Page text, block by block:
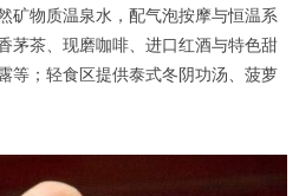
物质温泉水，配气泡按摩与恒温系
茅茶、现磨咖啡、进口红酒与特色甜
等；轻食区提供泰式冬阴功汤、菠萝